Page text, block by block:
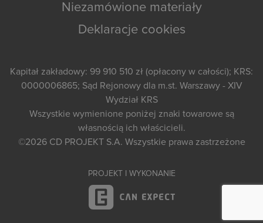
Niezamówione materiały
Deklaracje cookies
Kapitał zakładowy: 99 910 510 zł (opłacony w całości); KRS:
0000006865; Sąd Rejonowy dla m.st. Warszawy - XIV
Wydział KRS
Wszystkie wymienione poniżej znaki towarowe są
własnością ich właścicieli.
©2026 CD PROJEKT S.A. Wszystkie prawa zastrzeżone
PROJEKT I WYKONANIE